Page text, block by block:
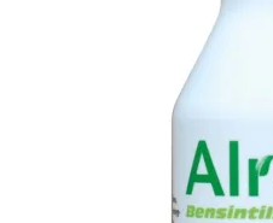
Fritid/Sikkerhet
Båtpleie/Opplag